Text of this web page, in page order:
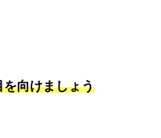
向けましょう